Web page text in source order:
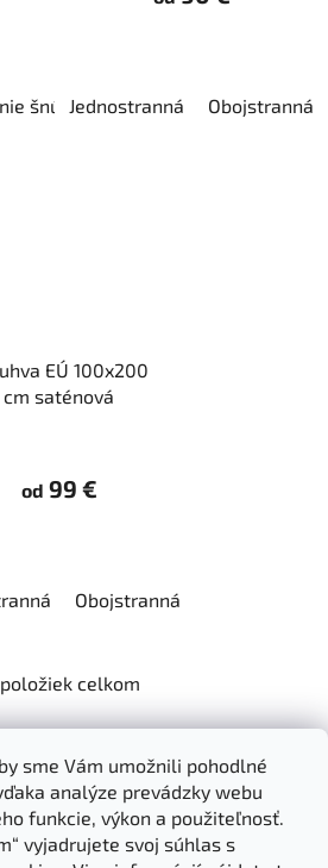
sme Vám umožnili pohodlné
analýze prevádzky webu
funkcie, výkon a použiteľnosť.
vyjadrujete svoj súhlas s
šnúrkamiJednostranná Obojstranná
EÚ 100x200
cm saténová
od 99 €
Obojstranná
O
v
á
d
a
c
celkom
Moja objednávka
Ochrana osobných údajov
Informácie o cookies